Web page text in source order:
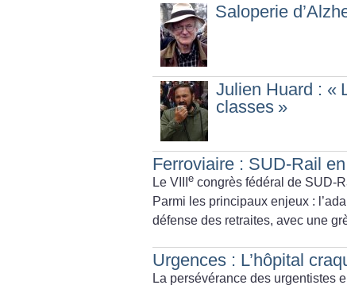
Saloperie
Julien Huard : «
classes »
Ferroviaire : SUD-Rail
Le VIII e congrès fédéral de SUD-
Parmi les principaux enjeux :
défense des retraites, avec une
Urgences : L’hôpital
La persévérance des urgentistes